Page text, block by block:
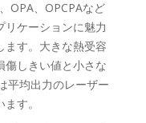
OPA、OPCPAなど
ケーションに魅力
ます。大きな熱受容
傷しきい値と小さな
平均出力のレーザー
す。